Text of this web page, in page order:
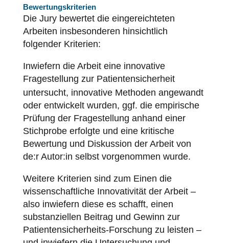
Bewertungskriterien
Die Jury bewertet die eingereichteten
Arbeiten insbesonderen hinsichtlich
folgender Kriterien:
Inwiefern die Arbeit eine innovative
Fragestellung zur Patientensicherheit
untersucht, innovative Methoden angewandt
oder entwickelt wurden, ggf. die empirische
Prüfung der Fragestellung anhand einer
Stichprobe erfolgte und eine kritische
Bewertung und Diskussion der Arbeit von
de:r Autor:in selbst vorgenommen wurde.
Weitere Kriterien sind zum Einen die
wissenschaftliche Innovativität der Arbeit –
also inwiefern diese es schafft, einen
substanziellen Beitrag und Gewinn zur
Patientensicherheits-Forschung zu leisten –